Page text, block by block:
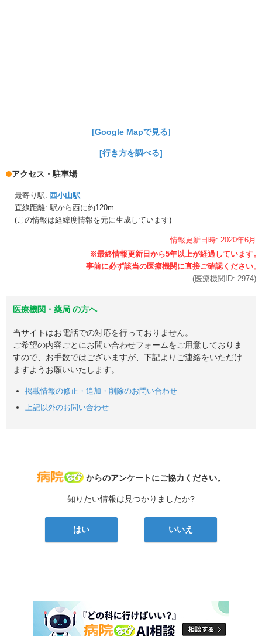
[Google Mapで見る]
[行き方を調べる]
アクセス・駐車場
最寄り駅: 西小山駅
直線距離: 駅から西に約120m
(この情報は経緯度情報を元に生成しています)
情報更新日時: 2020年6月
(医療機関ID: 2974)
医療機関・薬局 の方へ
当サイトはお電話での対応を行っておりません。
ご希望の内容ごとにお問い合わせフォームをご用意しておりま
すので、お手数ではございますが、下記よりご連絡をいただけ
ますようお願いいたします。
掲載情報の修正・追加・削除のお問い合わせ
上記以外のお問い合わせ
病院なび
からのアンケートにご協力ください。
知りたい情報は見つかりましたか?
はい いいえ